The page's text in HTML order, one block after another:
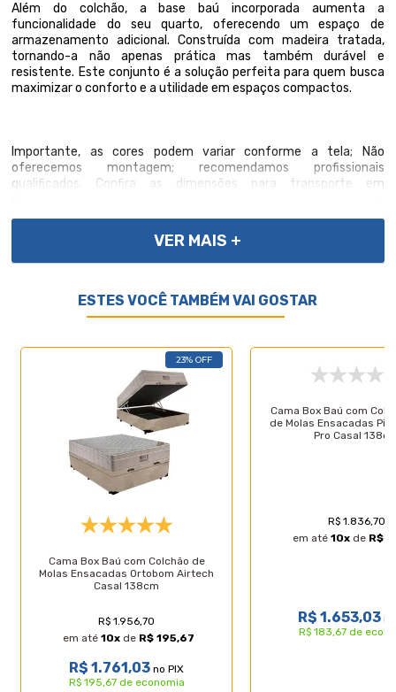
Além do colchão, a base baú incorporada aumenta a
funcionalidade do seu quarto, oferecendo um espaço de
armazenamento adicional. Construída com madeira tratada,
tornando-a não apenas prática mas também durável e
resistente. Este conjunto é a solução perfeita para quem busca
maximizar o conforto e a utilidade em espaços compactos.
Importante, as cores podem variar conforme a tela; Não
oferecemos montagem; recomendamos profissionais
qualificados. Confira as dimensões para transporte em
Por se tratar de um produto de uso íntimo e pessoal, só
aceitaremos devoluções por arrependimento apenas se a
embalagem do produto não for violada.
Características do Produto
Especificações Técnicas do Colchão:
- Marca: Castor;
- Proteções: Antiácaro - Antialérgico - Antifungo
- Antimofo;
- Acabamento: Bordado em Matelassê;
- Matéria prima: Espuma/Tecido;
- Tipo de conforto: Firme;
- Peso máximo recomendado: até 150kg (por
- Garantia: 12 meses;
- Dimensões do produto (larg. x comp. x alt.)
Especificações Técnicas Base Box Baú:
- Marca: Lucas Colchões;
- Material: Madeira tratada;
- Peso máximo recomendado: até 150 Kg (por
VER MAIS +
ESTES VOCÊ TAMBÉM VAI GOSTAR
23% OFF
Cama Box Baú com Colchão de
Molas Ensacadas Ortobom Airtech
Casal 138cm
R$ 1.956,70
em até 10xde R$ 195,67
R$ 1.761,03 no PIX
R$ 195,67 de economia
Cama Box Baú com
de Molas Ensacadas
Pro Casal
R$ 1.836,70
em até 10xde R$
R$ 1.653,03
R$ 183,67 de